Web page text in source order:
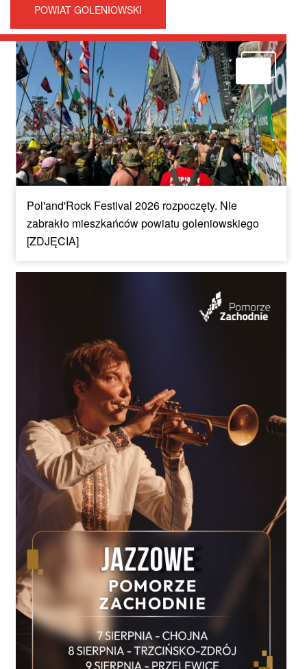
POWIAT GOLENIOWSKI
Pol'and'Rock Festival 2026 rozpoczęty. Nie
zabrakło mieszkańców powiatu goleniowskiego
[ZDJĘCIA]